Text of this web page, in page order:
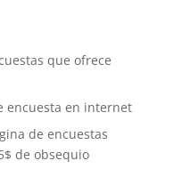
que ofrece
encuesta en internet
de encuestas
de obsequio